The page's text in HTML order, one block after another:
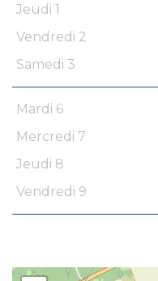
Jeudi 1
Vendredi 2
Samedi 3
Mardi 6
Mercredi 7
Jeudi 8
Vendredi 9